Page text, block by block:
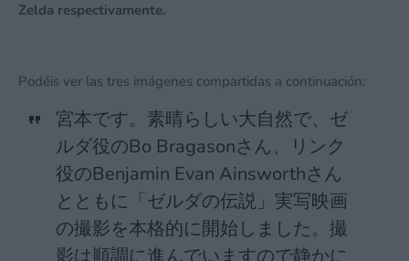
Zelda respectivamente.
Podéis ver las tres imágenes compartidas a continuación:
宮本です。素晴らしい大自然で、ゼ
ルダ役のBo Bragasonさん、リンク
役のBenjamin Evan Ainsworthさん
とともに「ゼルダの伝説」実写映画
の撮影を本格的に開始しました。撮
影は順調に進んでいますので静かに